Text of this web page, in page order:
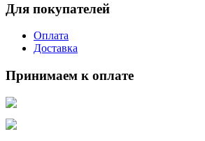
Для покупателей
Оплата
Доставка
Принимаем к оплате